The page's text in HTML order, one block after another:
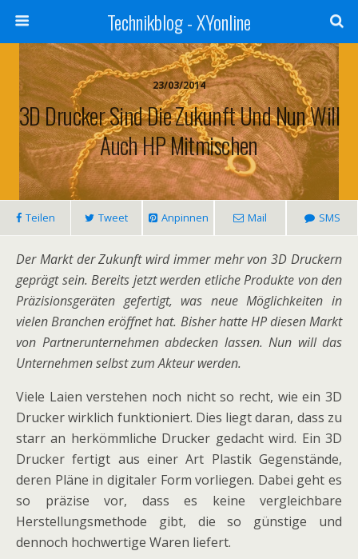
Technikblog - XYonline
23/03/2014
3D Drucker Sind Die Zukunft Und Nun Will
Auch HP Mitmischen
Teilen Tweet Anpinnen Mail SMS
Der Markt der Zukunft wird immer mehr von 3D Druckern
geprägt sein. Bereits jetzt werden etliche Produkte von den
Präzisionsgeräten gefertigt, was neue Möglichkeiten in
vielen Branchen eröffnet hat. Bisher hatte HP diesen Markt
von Partnerunternehmen abdecken lassen. Nun will das
Unternehmen selbst zum Akteur werden.
Viele Laien verstehen noch nicht so recht, wie ein 3D
Drucker wirklich funktioniert. Dies liegt daran, dass zu
starr an herkömmliche Drucker gedacht wird. Ein 3D
Drucker fertigt aus einer Art Plastik Gegenstände,
deren Pläne in digitaler Form vorliegen. Dabei geht es
so präzise vor, dass es keine vergleichbare
Herstellungsmethode gibt, die so günstige und
dennoch hochwertige Waren liefert.